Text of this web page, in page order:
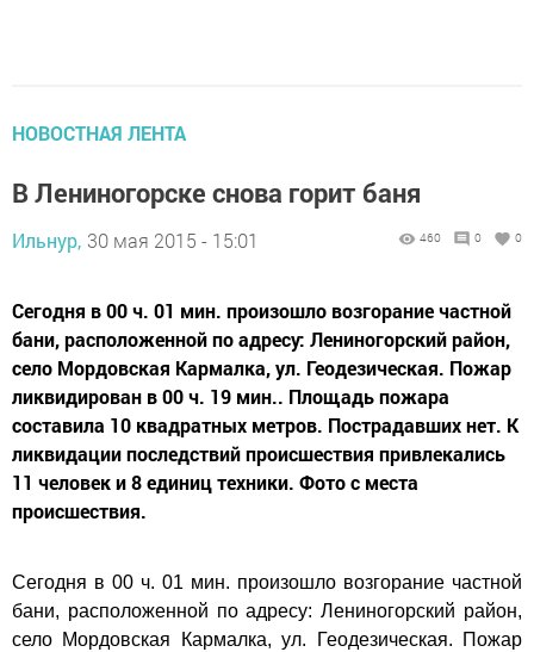
НОВОСТНАЯ ЛЕНТА
В Лениногорске снова горит баня
Ильнур, 30 мая 2015 - 15:01 460 0 0
Сегодня в 00 ч. 01 мин. произошло возгорание частной
бани, расположенной по адресу: Лениногорский район,
село Мордовская Кармалка, ул. Геодезическая. Пожар
ликвидирован в 00 ч. 19 мин.. Площадь пожара
составила 10 квадратных метров. Пострадавших нет. К
ликвидации последствий происшествия привлекались
11 человек и 8 единиц техники. Фото с места
происшествия.
Сегодня в 00 ч. 01 мин. произошло возгорание частной
бани, расположенной по адресу: Лениногорский район,
село Мордовская Кармалка, ул. Геодезическая. Пожар